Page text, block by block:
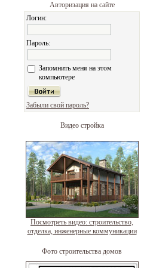
Авторизация на сайте
Логин:
Пароль:
Запомнить меня на этом
компьютере
Забыли свой пароль?
Видео стройка
Посмотреть видео: строительство,
отделка, инженерные коммуникации
Фото строительства домов